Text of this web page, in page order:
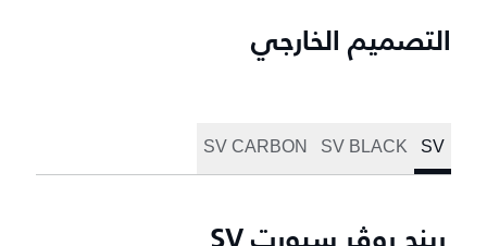
التصميم الخارجي
SV
SV BLACK
SV CARBON